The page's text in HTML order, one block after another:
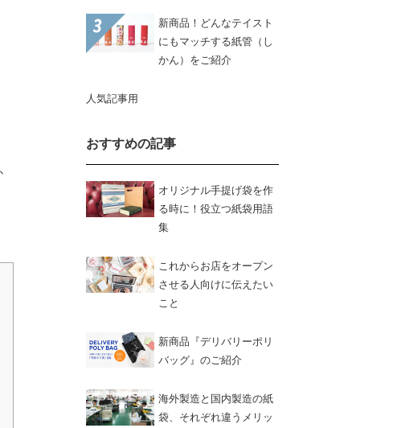
新商品！どんなテイスト
にもマッチする紙管（し
かん）をご紹介
人気記事用
おすすめの記事
オリジナル手提げ袋を作
る時に！役立つ紙袋用語
集
これからお店をオープン
させる人向けに伝えたい
こと
新商品『デリバリーポリ
バッグ』のご紹介
海外製造と国内製造の紙
袋、それぞれ違うメリッ